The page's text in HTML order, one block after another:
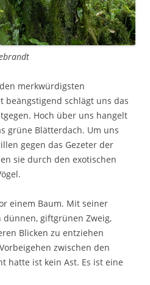
merkwürdigsten
beängstigend schlägt uns das
Hoch über uns hangelt
grüne Blätterdach. Um uns
gegen das Gezeter der
sie durch den exotischen
einem Baum. Mit seiner
giftgrünen Zweig,
Blicken zu entziehen
zwischen den
hatte ist kein Ast. Es ist eine